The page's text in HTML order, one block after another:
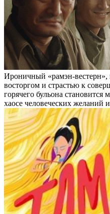
Ироничный «рамэн-
восторгом и страстью к
горячего бульона
хаосе человеческих желаний